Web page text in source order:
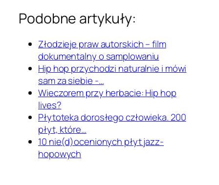
Podobne artykuły:
Złodzieje praw autorskich – film
dokumentalny o samplowaniu
Hip hop przychodzi naturalnie i mówi
sam za siebie -…
Wieczorem przy herbacie: Hip hop
lives?
Płytoteka dorosłego człowieka. 200
płyt, które…
10 nie(d)ocenionych płyt jazz-
hopowych